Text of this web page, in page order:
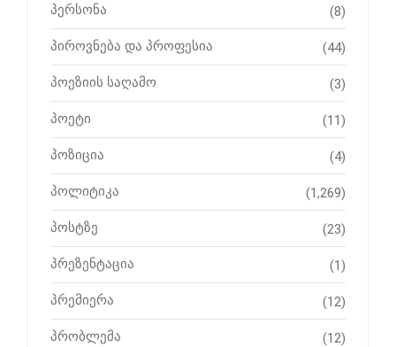
პერსონა (8)
პიროვნება და პროფესია (44)
პოეზიის საღამო (3)
პოეტი (11)
პოზიცია (4)
პოლიტიკა (1,269)
პოსტზე (23)
პრეზენტაცია (1)
პრემიერა (12)
პრობლემა (12)